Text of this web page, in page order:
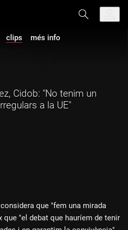
clips més info
Cidob: "No tenim un
a la UE"
que "fem una mirada
"el debat que hauríem de tenir